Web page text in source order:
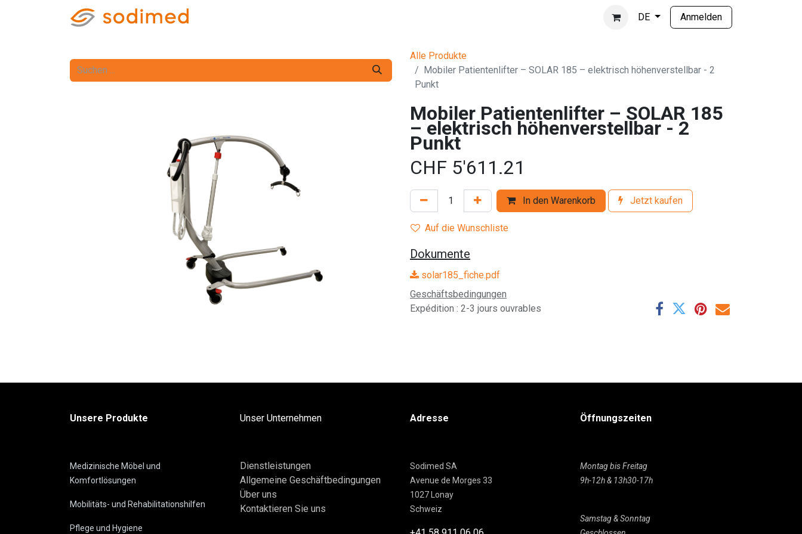
DE Anmelden
Alle Produkte
Mobiler Patientenlifter – SOLAR 185 – elektrisch höhenverstellbar - 2
Punkt
Mobiler Patientenlifter – SOLAR 185
– elektrisch höhenverstellbar - 2
Punkt
CHF 5'611.21
In den Warenkorb Jetzt kaufen
Auf die Wunschliste
Dokumente
solar185_fiche.pdf
Geschäftsbedingungen
Expédition : 2-3 jours ouvrables
Unsere Produkte
Medizinische Möbel und
Komfortlösungen
Mobilitäts- und Rehabilitationshilfen
Pflege und Hygiene
Unser Unternehmen
Dienstleistungen
Allgemeine Geschäftbedingungen
Über uns
Kontaktieren Sie uns
Adresse
Sodimed SA
Avenue de Morges 33
1027 Lonay
Schweiz
Öffnungszeiten
Montag bis Freitag
9h-12h & 13h30-17h
Samstag & Sonntag